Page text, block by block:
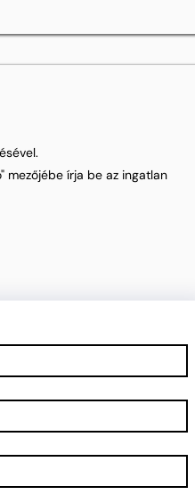
mezőjébe írja be az ingatlan